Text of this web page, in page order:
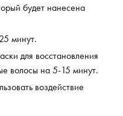
будет нанесена
минут.
для восстановления
волосы на 5-15 минут.
воздействие